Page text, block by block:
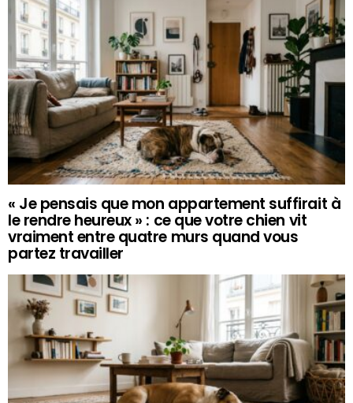
« Je pensais que mon appartement suffirait à
le rendre heureux » : ce que votre chien vit
vraiment entre quatre murs quand vous
partez travailler